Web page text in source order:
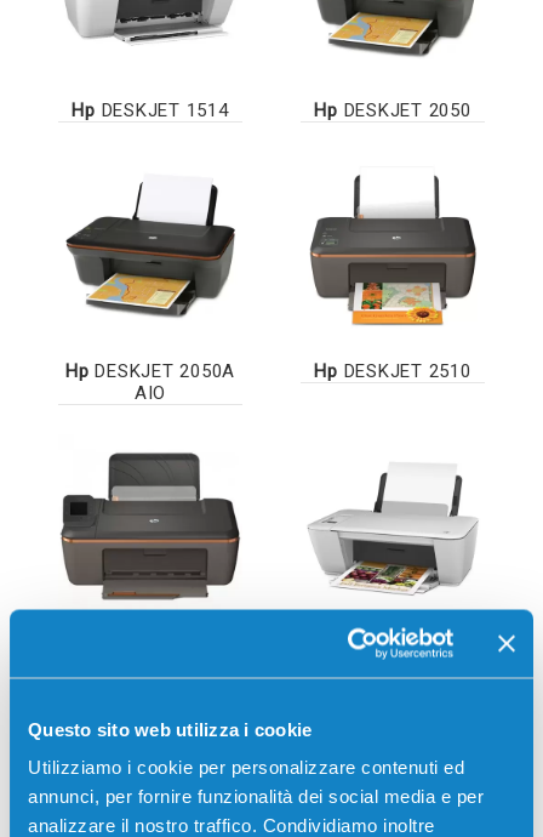
Questo sito web utilizza i cookie
Utilizziamo i cookie per personalizzare contenuti ed
annunci, per fornire funzionalità dei social media e per
analizzare il nostro traffico. Condividiamo inoltre
Hp DESKJET 1514 Hp DESKJET 2050
Hp DESKJET 2050A
AIO
Hp DESKJET 2510
AIO
DESKJET 2540